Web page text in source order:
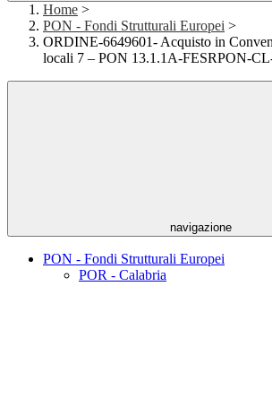
Home >
PON - Fondi Strutturali Europei >
ORDINE-6649601- Acquisto in
locali 7 – PON 13.1.1A-FESRPON-
navigazione
PON - Fondi Strutturali Europei
POR - Calabria